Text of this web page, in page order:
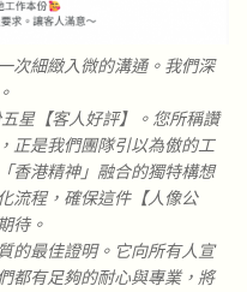
次細緻入微的溝通。我們深
星【客人好評】。您所稱讚
正是我們團隊引以為傲的工
香港精神」融合的獨特構想
流程，確保這件【人像公
待。
的最佳證明。它向所有人宣
都有足夠的耐心與專業，將